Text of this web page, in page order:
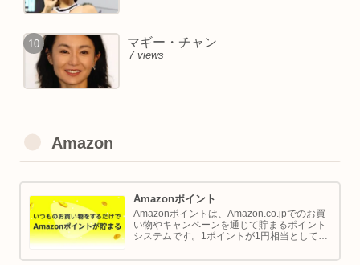
マギー・チャン
7 views
Amazon
Amazonポイント
Amazonポイントは、Amazon.co.jpでのお買
い物やキャンペーンを通じて貯まるポイント
システムです。1ポイントが1円相当として、
では Amazon ポイントの使い方と貯め方を解